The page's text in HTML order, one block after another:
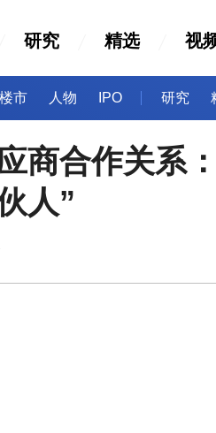
研究 精选 视
楼市 人物 IPO 研究
商合作关系
人”